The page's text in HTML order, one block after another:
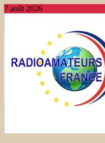
7 août 2026